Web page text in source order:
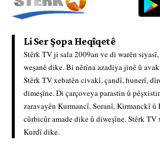
Li Ser Şopa Heqîqetê
Stêrk TV ji sala 2009an ve di warên
weşanê dike. Bi nêrîna azadiya jinê û
Stêrk TV xebatên civakî, çandî, hunerî,
dimeşîne. Di çarçoveya parastin û
zaravayên Kurmancî, Soranî, Kirmanckî û
cûrbicûr amade dike û diweşîne. Stêrk TV
Kurdî dike.